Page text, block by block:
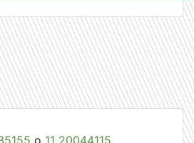
o 11 20044115